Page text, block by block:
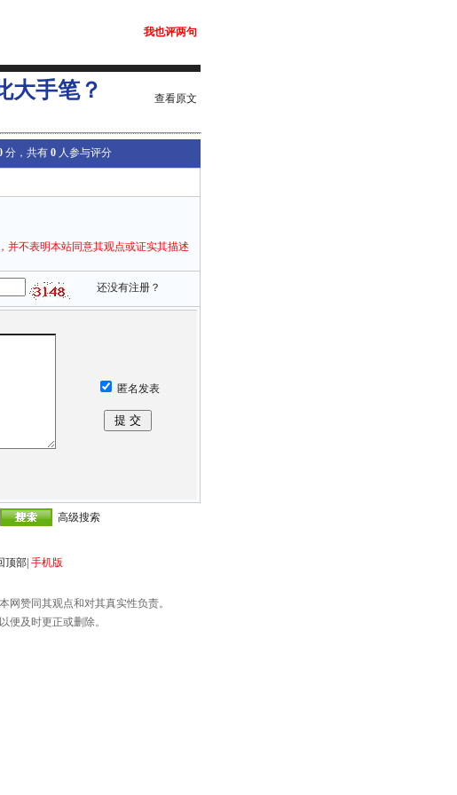
我也评两句
大手笔？ 查看原文
分，共有 0 人参与评分
并不表明本站同意其观点或证实其描述
还没有注册？
匿名发表
高级搜索
顶部| 手机版
网赞同其观点和对其真实性负责。
便及时更正或删除。